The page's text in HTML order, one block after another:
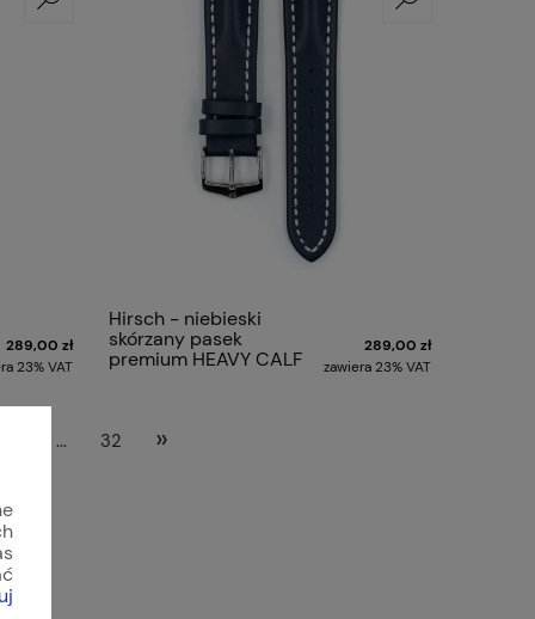
289,00 zł
23% VAT
Hirsch - niebieski
skórzany pasek
premium HEAVY CALF
289,00 zł
zawiera 23% VAT
... 32 »